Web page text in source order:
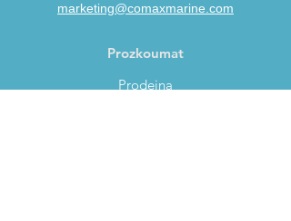
marketing@comaxmarine.com
Prozkoumat
Prodejna